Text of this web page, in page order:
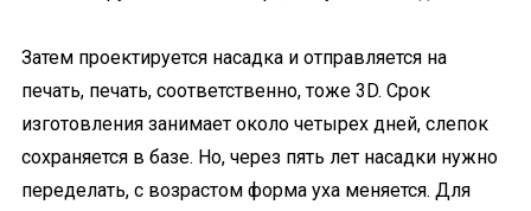
Затем проектируется насадка и отправляется на
печать, печать, соответственно, тоже 3D. Срок
изготовления занимает около четырех дней, слепок
сохраняется в базе. Но, через пять лет насадки нужно
переделать, с возрастом форма уха меняется. Для